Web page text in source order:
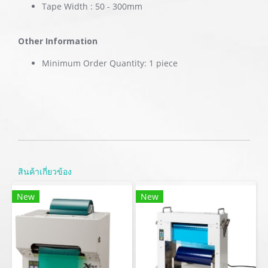
Tape Width : 50 - 300mm
Other Information
Minimum Order Quantity: 1 piece
สินค้าเกี่ยวข้อง
New New